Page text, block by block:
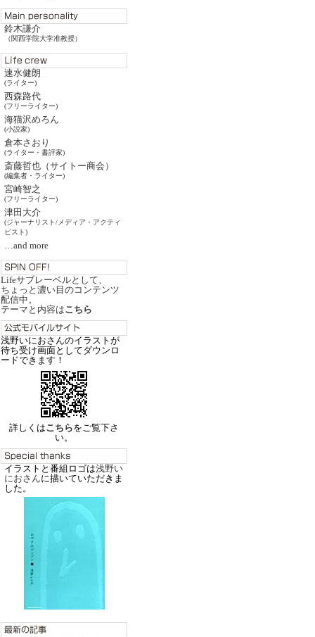
鈴木謙介
（関西学院大学准教授）
速水健朗
(ライター)
西森路代
(フリーライター)
海猫沢めろん
(小説家)
倉本さおり
(ライター・書評家)
斎藤哲也（サイトー商会）
(編集者・ライター)
宮崎智之
(フリーライター)
津田大介
(ジャーナリスト/メディア・アクティ
ビスト)
…and more
Lifeサブレーベルとして、
ちょっと濃い目のコンテンツ
配信中。
テーマと内容はこちら
浅野いにおさんのイラストが
待ち受け画面としてダウンロ
ードできます！
詳しくはこちらをご覧下さ
い。
イラストと番組ロゴは浅野い
におさんに描いていただきま
した。